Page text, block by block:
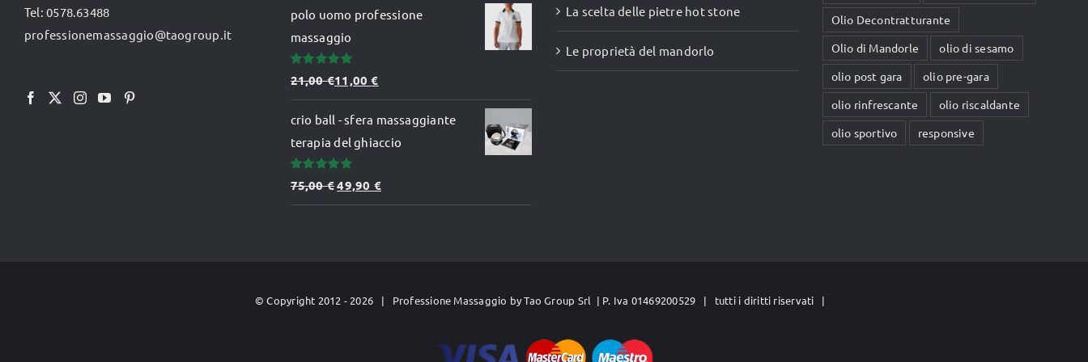
prodotto
prodotto
prodotto
Tel: 0578.63488
professionemassaggio@taogroup.it
originale
era:
99,00 €.
attuale
polo uomo professione
massaggio
Valutato
5.00su 5
21,00€11,00€
crio ball - sfera massaggiante
terapia del ghiaccio
Valutato
5.00su 5
75,00€Il
prezzo
49,90 €Il
prezzo
La scelta delle pietre hot stone
Le proprietà del mandorlo
Olio Decontratturante
Olio di Mandorle
olio di sesamo
olio post gara
olio pre-gara
olio rinfrescante
olio riscaldante
olio sportivo
responsive
© Copyright 2012 - 2026 | Professione Massaggio byTao Group Srl | P. Iva 01469200529 | tutti i diritti riservati |